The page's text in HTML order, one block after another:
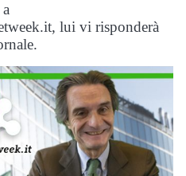
lui vi risponderà